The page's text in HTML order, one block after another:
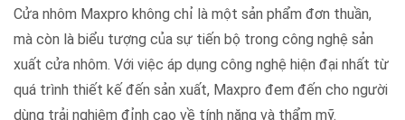
Cửa nhôm Maxpro không chỉ là một sản phẩm đơn thuần,
mà còn là biểu tượng của sự tiến bộ trong công nghệ sản
xuất cửa nhôm. Với việc áp dụng công nghệ hiện đại nhất từ
quá trình thiết kế đến sản xuất, Maxpro đem đến cho người
dùng trải nghiệm đỉnh cao về tính năng và thẩm mỹ.